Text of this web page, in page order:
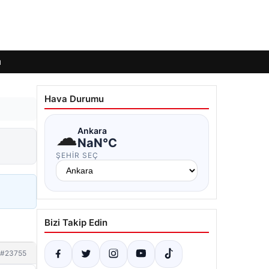
#23755
Hava Durumu
☁Ankara
NaN°C
ŞEHIR SEÇ
Bizi Takip Edin